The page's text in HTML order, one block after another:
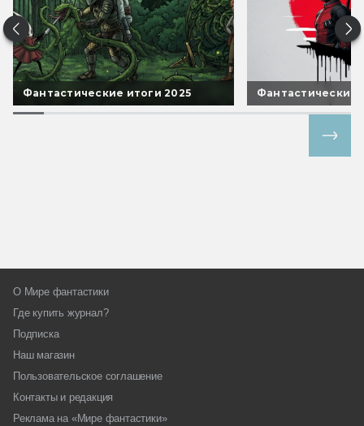
Фантастические итоги 2025 Фантастические
О Мире фантастики
Где купить журнал?
Подписка
Наш магазин
Пользовательское соглашение
Контакты и редакция
Реклама на «Мире фантастики»